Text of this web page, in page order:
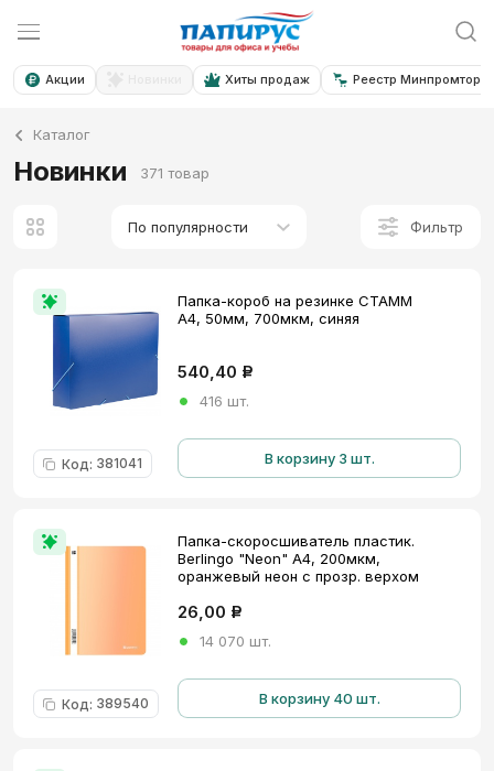
Акции Хиты продаж Реестр Минпромторга
Каталог
Новинки 371 товар
По популярности Фильтр
Код: 381041
Папка-короб на резинке СТАММ
А4, 50мм, 700мкм, синяя
540,40 Р
416 шт.
В корзину 3 шт.
Код: 389540
Папка-скоросшиватель пластик.
Berlingo "Neon" А4, 200мкм,
оранжевый неон с прозр. верхом
26,00 Р
14 070 шт.
В корзину 40 шт.